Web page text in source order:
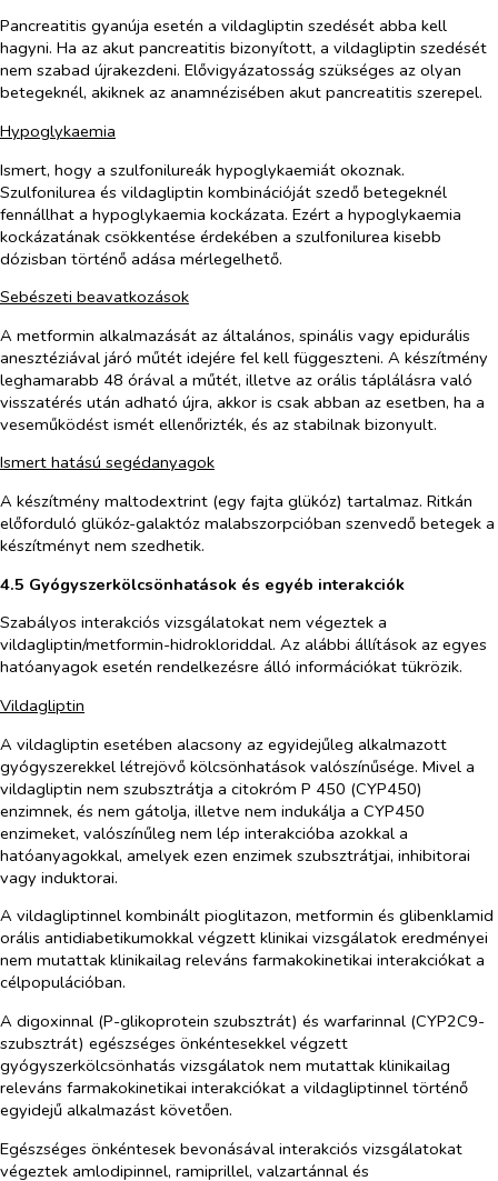
Pancreatitis gyanúja esetén a vildagliptin szedését abba kell
hagyni. Ha az akut pancreatitis bizonyított, a vildagliptin szedését
nem szabad újrakezdeni. Elővigyázatosság szükséges az olyan
betegeknél, akiknek az anamnézisében akut pancreatitis szerepel.
Hypoglykaemia
Ismert, hogy a szulfonilureák hypoglykaemiát okoznak.
Szulfonilurea és vildagliptin kombinációját szedő betegeknél
fennállhat a hypoglykaemia kockázata. Ezért a hypoglykaemia
kockázatának csökkentése érdekében a szulfonilurea kisebb
dózisban történő adása mérlegelhető.
Sebészeti beavatkozások
A metformin alkalmazását az általános, spinális vagy epidurális
anesztéziával járó műtét idejére fel kell függeszteni. A készítmény
leghamarabb 48 órával a műtét, illetve az orális táplálásra való
visszatérés után adható újra, akkor is csak abban az esetben, ha a
veseműködést ismét ellenőrizték, és az stabilnak bizonyult.
Ismert hatású segédanyagok
A készítmény maltodextrint (egy fajta glükóz) tartalmaz. Ritkán
előforduló glükóz-galaktóz malabszorpcióban szenvedő betegek a
készítményt nem szedhetik.
4.5 Gyógyszerkölcsönhatások és egyéb interakciók
Szabályos interakciós vizsgálatokat nem végeztek a
vildagliptin/metformin-hidrokloriddal. Az alábbi állítások az egyes
hatóanyagok esetén rendelkezésre álló információkat tükrözik.
Vildagliptin
A vildagliptin esetében alacsony az egyidejűleg alkalmazott
gyógyszerekkel létrejövő kölcsönhatások valószínűsége. Mivel a
vildagliptin nem szubsztrátja a citokróm P 450 (CYP450)
enzimnek, és nem gátolja, illetve nem indukálja a CYP450
enzimeket, valószínűleg nem lép interakcióba azokkal a
hatóanyagokkal, amelyek ezen enzimek szubsztrátjai, inhibitorai
vagy induktorai.
A vildagliptinnel kombinált pioglitazon, metformin és glibenklamid
orális antidiabetikumokkal végzett klinikai vizsgálatok eredményei
nem mutattak klinikailag releváns farmakokinetikai interakciókat a
célpopulációban.
A digoxinnal (P-glikoprotein szubsztrát) és warfarinnal (CYP2C9-
szubsztrát) egészséges önkéntesekkel végzett
gyógyszerkölcsönhatás vizsgálatok nem mutattak klinikailag
releváns farmakokinetikai interakciókat a vildagliptinnel történő
egyidejű alkalmazást követően.
Egészséges önkéntesek bevonásával interakciós vizsgálatokat
végeztek amlodipinnel, ramiprillel, valzartánnal és